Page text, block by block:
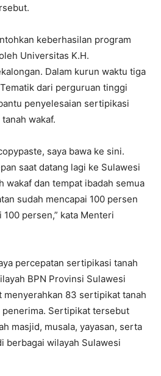
keberhasilan program
Universitas K.H.
Dalam kurun waktu tiga
dari perguruan tinggi
penyelesaian sertipikasi
wakaf.
saya bawa ke sini.
saat datang lagi ke Sulawesi
wakaf dan tempat ibadah semua
sudah mencapai 100 persen
persen,” kata Menteri
percepatan sertipikasi tanah
BPN Provinsi Sulawesi
menyerahkan 83 sertipikat tanah
penerima. Sertipikat tersebut
masjid, musala, yayasan, serta
berbagai wilayah Sulawesi